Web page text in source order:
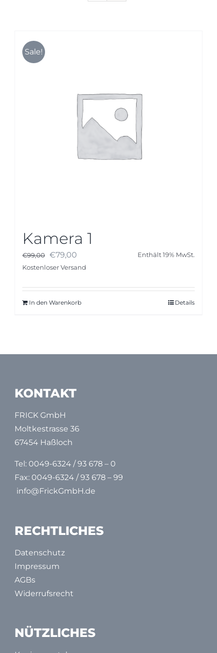
Kontakt
Sale!
Kamera 1
€99,00 Ursprünglicher
Preis
€79,00
Preis
Enthält 19% MwSt.
Kostenloser Versand
In den Warenkorb Details
KONTAKT
FRICK GmbH
Moltkestrasse 36
67454 Haßloch
Tel: 0049-6324 / 93 678 – 0
Fax: 0049-6324 / 93 678 – 99
info@FrickGmbH.de
RECHTLICHES
Datenschutz
Impressum
AGBs
Widerrufsrecht
NÜTZLICHES